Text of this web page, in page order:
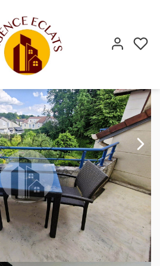
77144Seine-et-Marne